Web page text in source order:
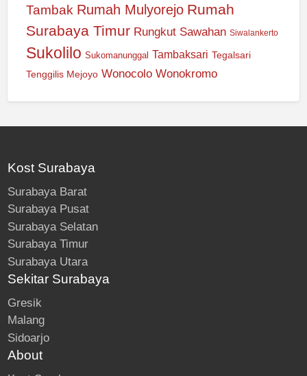
Tambak Rumah Mulyorejo Rumah
Surabaya Timur Rungkut Sawahan Siwalankerto
Sukolilo Sukomanunggal Tambaksari Tegalsari
Tenggilis Mejoyo Wonocolo Wonokromo
Kost Surabaya
Surabaya Barat
Surabaya Pusat
Surabaya Selatan
Surabaya Timur
Surabaya Utara
Sekitar Surabaya
Gresik
Malang
Sidoarjo
About